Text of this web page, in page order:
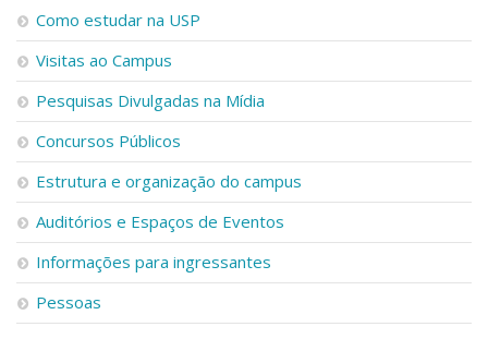
Como estudar na USP
Visitas ao Campus
Pesquisas Divulgadas na Mídia
Concursos Públicos
Estrutura e organização do campus
Auditórios e Espaços de Eventos
Informações para ingressantes
Pessoas